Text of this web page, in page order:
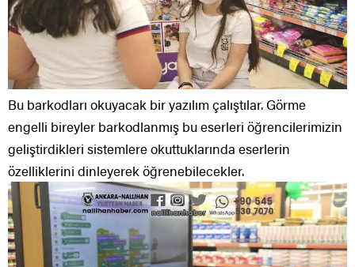
Bu barkodları okuyacak bir yazılım çalıştılar. Görme
engelli bireyler barkodlanmış bu eserleri öğrencilerimizin
geliştirdikleri sistemlere okuttuklarında eserlerin
özelliklerini dinleyerek öğrenebilecekler.